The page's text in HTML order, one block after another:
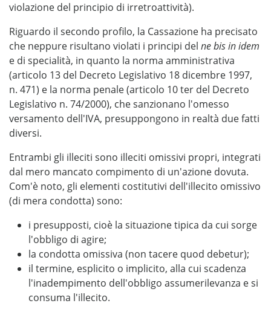
violazione del principio di irretroattività).
Riguardo il secondo profilo, la Cassazione ha precisato
che neppure risultano violati i principi del ne bis in idem
e di specialità, in quanto la norma amministrativa
(articolo 13 del Decreto Legislativo 18 dicembre 1997,
n. 471) e la norma penale (articolo 10 ter del Decreto
Legislativo n. 74/2000), che sanzionano l'omesso
versamento dell'IVA, presuppongono in realtà due fatti
diversi.
Entrambi gli illeciti sono illeciti omissivi propri, integrati
dal mero mancato compimento di un'azione dovuta.
Com'è noto, gli elementi costitutivi dell'illecito omissivo
(di mera condotta) sono:
i presupposti, cioè la situazione tipica da cui sorge
l'obbligo di agire;
la condotta omissiva (non tacere quod debetur);
il termine, esplicito o implicito, alla cui scadenza
l'inadempimento dell'obbligo assumerilevanza e si
consuma l'illecito.